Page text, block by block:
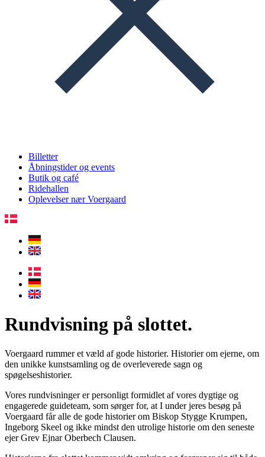
Billetter
Åbningstider og events
Butik og café
Ridehallen
Oplevelser nær Voergaard​
Rundvisning på slottet.
Voergaard rummer et væld af gode historier. Historier om ejerne, om
den unikke kunstsamling og de overleverede sagn og
spøgelseshistorier.
Vores rundvisninger er personligt formidlet af vores dygtige og
engagerede guideteam, som sørger for, at I under jeres besøg på
Voergaard får alle de gode historier om Biskop Stygge Krumpen,
Ingeborg Skeel og ikke mindst den utrolige historie om den seneste
ejer Grev Ejnar Oberbech Clausen.